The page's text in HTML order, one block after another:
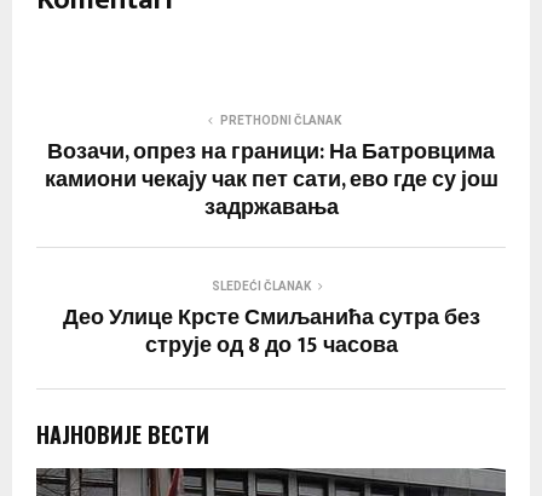
PRETHODNI ČLANAK
Возачи, опрез на граници: На Батровцима
камиони чекају чак пет сати, ево где су још
задржавања
SLEDEĆI ČLANAK
Део Улице Крсте Смиљанића сутра без
струје од 8 до 15 часова
НАЈНОВИЈЕ ВЕСТИ